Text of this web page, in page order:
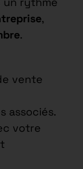
,
.
vente
associés.
votre